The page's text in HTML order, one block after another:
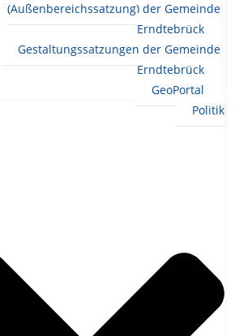
(Außenbereichssatzung) der Gemeinde
Erndtebrück
Gestaltungssatzungen der Gemeinde
Erndtebrück
GeoPortal
Politik